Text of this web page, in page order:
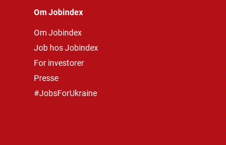
Om Jobindex
Om Jobindex
Job hos Jobindex
For investorer
Presse
#JobsForUkraine